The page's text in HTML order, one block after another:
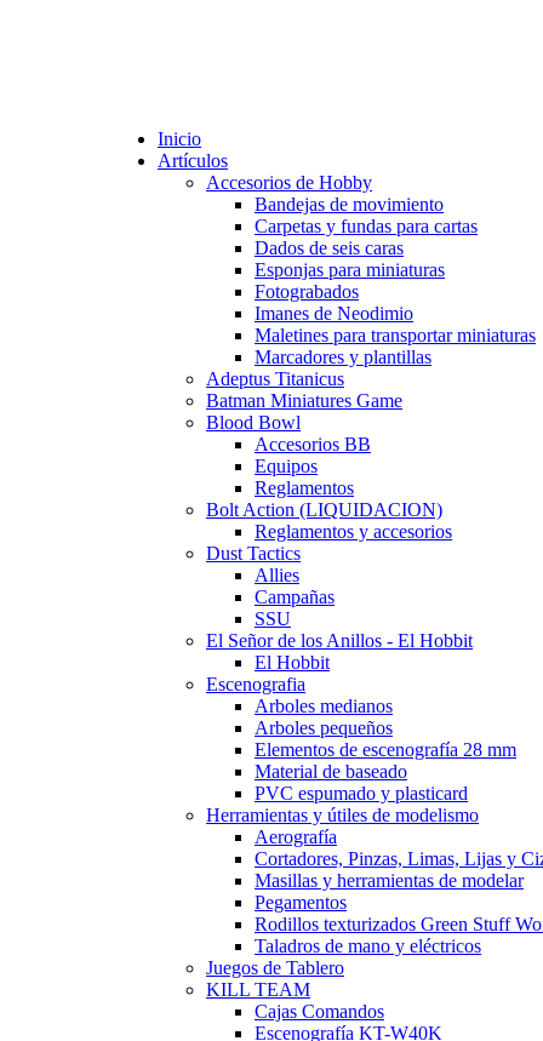
Inicio
Artículos
Accesorios de Hobby
Bandejas de movimiento
Carpetas y fundas para cartas
Dados de seis caras
Esponjas para miniaturas
Fotograbados
Imanes de Neodimio
Maletines para transportar miniaturas
Marcadores y plantillas
Adeptus Titanicus
Batman Miniatures Game
Blood Bowl
Accesorios BB
Equipos
Reglamentos
Bolt Action (LIQUIDACION)
Reglamentos y accesorios
Dust Tactics
Allies
Campañas
SSU
El Señor de los Anillos - El Hobbit
El Hobbit
Escenografia
Arboles medianos
Arboles pequeños
Elementos de escenografía 28 mm
Material de baseado
PVC espumado y plasticard
Herramientas y útiles de modelismo
Aerografía
Cortadores, Pinzas, Limas, Lijas y
Masillas y herramientas de modelar
Pegamentos
Rodillos texturizados Green Stuff
Taladros de mano y eléctricos
Juegos de Tablero
KILL TEAM
Cajas Comandos
Escenografía KT-W40K